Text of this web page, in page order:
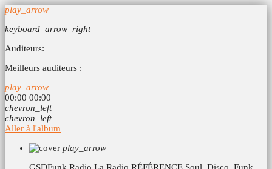
play_arrow
keyboard_arrow_right
Auditeurs:
Meilleurs auditeurs :
play_arrow
00:00 00:00
chevron_left
chevron_left
Aller à l'album
play_arrow